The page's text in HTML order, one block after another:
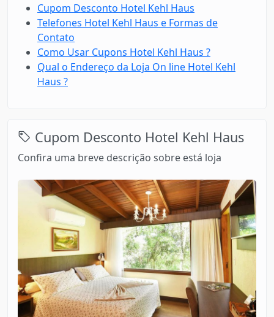
Cupom Desconto Hotel Kehl Haus
Telefones Hotel Kehl Haus e Formas de
Contato
Como Usar Cupons Hotel Kehl Haus ?
Qual o Endereço da Loja On line Hotel Kehl
Haus ?
Cupom Desconto Hotel Kehl Haus
Confira uma breve descrição sobre está loja